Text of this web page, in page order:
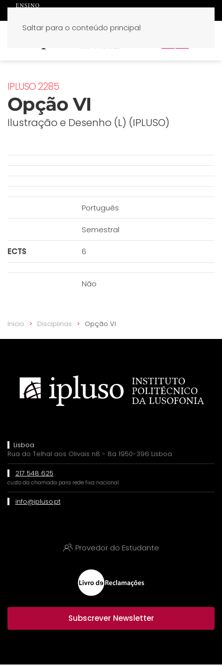
Saltar para o conteúdo principal
IPLUSO 2285
Opção VI
Ilustração e Desenho (L) (IPLUSO)
Português
Semestral
ECTS 6
Não
Início Disciplinas Opção VI
Lisboa
Rua do Telhal aos Olivais n8 - 8a 1950-396 Lisboa
217 548 625
custo da chamada para rede fixa nacional
info@ipluso.pt
Provedor do Estudante
Subscrever Newsletter